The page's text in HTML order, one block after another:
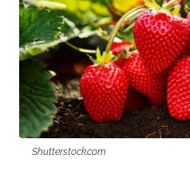
Shutterstock.com